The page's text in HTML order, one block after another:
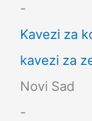
-
Kavezi za
kavezi za
Novi Sad
-